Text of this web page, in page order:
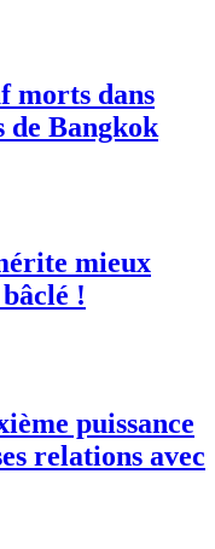
morts dans
de Bangkok
mieux
!
puissance
relations avec